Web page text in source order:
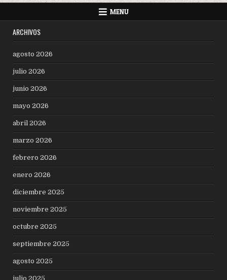
MENU
ARCHIVOS
agosto 2026
julio 2026
junio 2026
mayo 2026
abril 2026
marzo 2026
febrero 2026
enero 2026
diciembre 2025
noviembre 2025
octubre 2025
septiembre 2025
agosto 2025
julio 2025